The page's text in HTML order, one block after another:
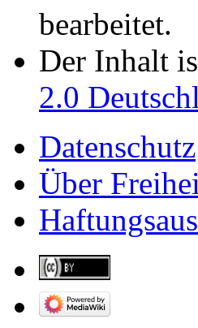
bearbeitet.
Der Inhalt
2.0
Datenschutz
Über